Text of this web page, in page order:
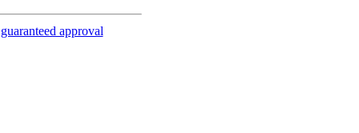
approval